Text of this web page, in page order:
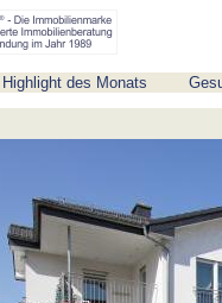
Highlight des Monats